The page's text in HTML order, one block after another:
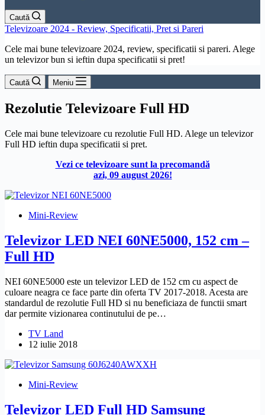
Caută
Televizoare 2024 - Review, Specificatii, Pret si Pareri
Cele mai bune televizoare 2024, review, specificatii si pareri. Alege
un televizor bun si ieftin dupa specificatii si pret!
Caută Meniu
Rezolutie Televizoare Full HD
Cele mai bune televizoare cu rezolutie Full HD. Alege un televizor
Full HD ieftin dupa specificatii si pret.
Vezi ce televizoare sunt la precomandă
azi, 09 august 2026!
Mini-Review
Televizor LED NEI 60NE5000, 152 cm –
Full HD
NEI 60NE5000 este un televizor LED de 152 cm cu aspect de
culoare neagra ce face parte din oferta TV 2017-2018. Acesta are
standardul de rezolutie Full HD si nu beneficiaza de functii smart
dar permite vizionarea continutului de pe…
TV Land
12 iulie 2018
Mini-Review
Televizor LED Full HD Samsung